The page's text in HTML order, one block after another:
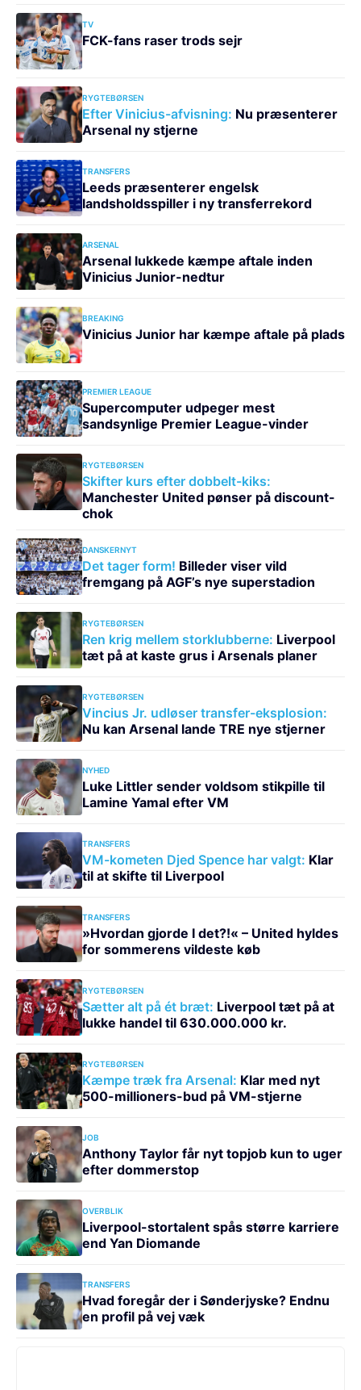
TV
FCK-fans raser trods sejr
RYGTEBØRSEN
Efter Vinicius-afvisning: Nu præsenterer
Arsenal ny stjerne
TRANSFERS
Leeds præsenterer engelsk
landsholdsspiller i ny transferrekord
ARSENAL
Arsenal lukkede kæmpe aftale inden
Vinicius Junior-nedtur
BREAKING
Vinicius Junior har kæmpe aftale på plads
PREMIER LEAGUE
Supercomputer udpeger mest
sandsynlige Premier League-vinder
RYGTEBØRSEN
Skifter kurs efter dobbelt-kiks:
Manchester United pønser på discount-
chok
DANSKERNYT
Det tager form! Billeder viser vild
fremgang på AGF’s nye superstadion
RYGTEBØRSEN
Ren krig mellem storklubberne: Liverpool
tæt på at kaste grus i Arsenals planer
RYGTEBØRSEN
Vincius Jr. udløser transfer-eksplosion:
Nu kan Arsenal lande TRE nye stjerner
NYHED
Luke Littler sender voldsom stikpille til
Lamine Yamal efter VM
TRANSFERS
VM-kometen Djed Spence har valgt: Klar
til at skifte til Liverpool
TRANSFERS
»Hvordan gjorde I det?!« – United hyldes
for sommerens vildeste køb
RYGTEBØRSEN
Sætter alt på ét bræt: Liverpool tæt på at
lukke handel til 630.000.000 kr.
RYGTEBØRSEN
Kæmpe træk fra Arsenal: Klar med nyt
500-millioners-bud på VM-stjerne
JOB
Anthony Taylor får nyt topjob kun to uger
efter dommerstop
OVERBLIK
Liverpool-stortalent spås større karriere
end Yan Diomande
TRANSFERS
Hvad foregår der i Sønderjyske? Endnu
en profil på vej væk